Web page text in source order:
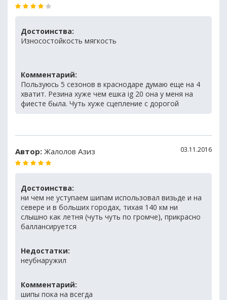
Достоинства:
Износостойкость мягкость
Комментарий:
Пользуюсь 5 сезонов в краснодаре думаю еще на 4
хватит. Резина хуже чем ешка ig 20 она у меня на
фиесте была. Чуть хуже сцепление с дорогой
Автор: Жалолов Азиз 03.11.2016
Достоинства:
ни чем не уступаем шипам использовал визьде и на
севере и в больших городах, тихая 140 км ни
слышно как летня (чуть чуть по громче), прикрасно
баллансируется
Недостатки:
неубнаружил
Комментарий:
шипы пока на всегда